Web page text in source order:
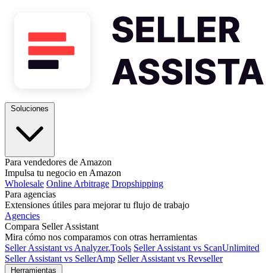
Para vendedores de Amazon
Impulsa tu negocio en Amazon
Wholesale Online Arbitrage Dropshipping
Para agencias
Extensiones útiles para mejorar tu flujo de trabajo
Agencies
Compara Seller Assistant
Mira cómo nos comparamos con otras herramientas
Seller Assistant vs Analyzer.Tools Seller Assistant vs ScanUnlimited
Seller Assistant vs SellerAmp Seller Assistant vs Revseller